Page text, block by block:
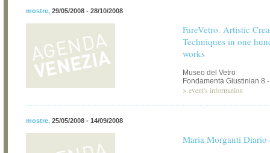
mostre, 29/05/2008 - 28/10/2008
FareVetro. Artistic
Techniques in one
works
Museo del Vetro
Fondamenta Giustinian 8
> event's information
mostre, 25/05/2008 - 14/09/2008
Maria Morganti Diario